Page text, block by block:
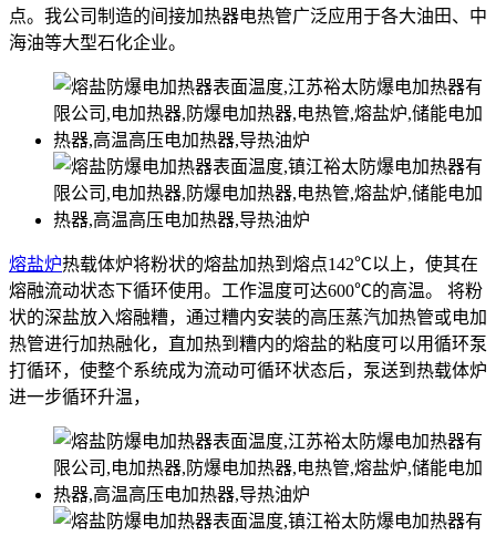
点。我公司制造的间接加热器电热管广泛应用于各大油田、中
海油等大型石化企业。
熔盐炉热载体炉将粉状的熔盐加热到熔点142℃以上，使其在
熔融流动状态下循环使用。工作温度可达600℃的高温。 将粉
状的深盐放入熔融糟，通过糟内安装的高压蒸汽加热管或电加
热管进行加热融化，直加热到糟内的熔盐的粘度可以用循环泵
打循环，使整个系统成为流动可循环状态后，泵送到热载体炉
进一步循环升温，